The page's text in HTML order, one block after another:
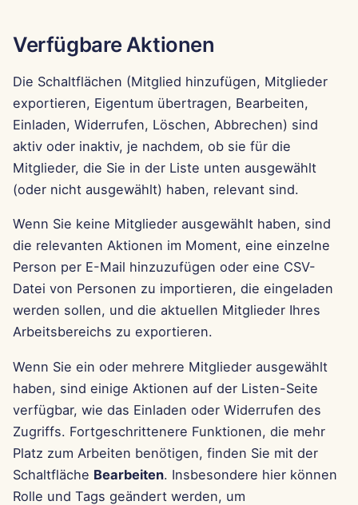
25. Jul 2025
18. Jul 2025
11. Jul 2025
4. Jul 2025
27. Jun 2025
20. Jun 2025
13. Jun 2025
6. Jun 2025
30. Mai 2025
May 23rd, 2025
16. Mai 2025
9. Mai 2025
Verfügbare Aktionen
Die Schaltflächen (Mitglied hinzufügen, Mitglieder
exportieren, Eigentum übertragen, Bearbeiten,
Einladen, Widerrufen, Löschen, Abbrechen) sind
aktiv oder inaktiv, je nachdem, ob sie für die
Mitglieder, die Sie in der Liste unten ausgewählt
(oder nicht ausgewählt) haben, relevant sind.
Wenn Sie keine Mitglieder ausgewählt haben, sind
die relevanten Aktionen im Moment, eine einzelne
Person per E-Mail hinzuzufügen oder eine CSV-
Datei von Personen zu importieren, die eingeladen
werden sollen, und die aktuellen Mitglieder Ihres
Arbeitsbereichs zu exportieren.
Wenn Sie ein oder mehrere Mitglieder ausgewählt
haben, sind einige Aktionen auf der Listen-Seite
verfügbar, wie das Einladen oder Widerrufen des
Zugriffs. Fortgeschrittenere Funktionen, die mehr
Platz zum Arbeiten benötigen, finden Sie mit der
Schaltfläche Bearbeiten. Insbesondere hier können
Rolle und Tags geändert werden, um